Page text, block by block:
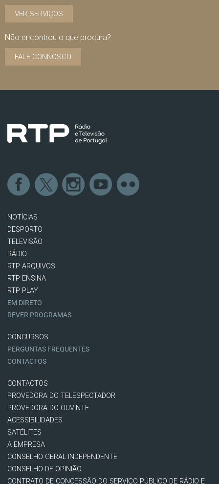
VER SERVIÇOS
Não encontrou o que procura?
FALE CONNOSCO
NOTÍCIAS
DESPORTO
TELEVISÃO
RÁDIO
RTP ARQUIVOS
RTP ENSINA
RTP PLAY
EM DIRETO
REVER PROGRAMAS
CONCURSOS
PERGUNTAS FREQUENTES
CONTACTOS
CONTACTOS
PROVEDORA DO TELESPECTADOR
PROVEDORA DO OUVINTE
ACESSIBILIDADES
SATÉLITES
A EMPRESA
CONSELHO GERAL INDEPENDENTE
CONSELHO DE OPINIÃO
CONTRATO DE CONCESSÃO DO SERVIÇO PÚBLICO DE RÁDIO E